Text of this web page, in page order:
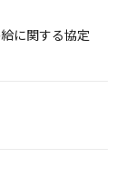
に関する協定